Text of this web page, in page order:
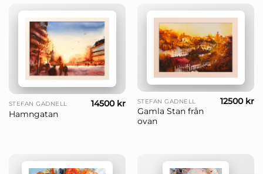
STEFAN GADNELL
Hamngatan
14500 kr STEFAN GADNELL
Gamla Stan från
ovan
12500 kr